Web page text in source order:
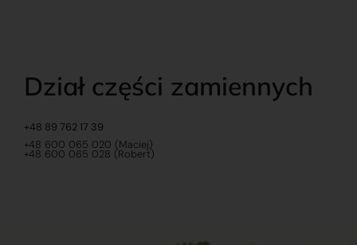
Dział części zamiennych
+48 89 762 17 39
+48 600 065 020 (Maciej)
+48 600 065 028 (Robert)